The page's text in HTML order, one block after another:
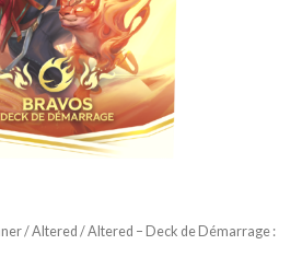
/Altered / Altered – Deck de Démarrage :